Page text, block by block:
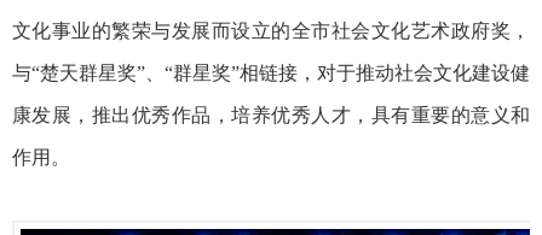
文化事业的繁荣与发展而设立的全市社会文化艺术政府奖，
与“楚天群星奖”、“群星奖”相链接，对于推动社会文化建设健
康发展，推出优秀作品，培养优秀人才，具有重要的意义和
作用。